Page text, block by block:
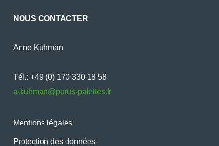
NOUS CONTACTER
Anne Kuhman
Tél.: +49 (0) 170 330 18 58
a-kuhman@purus-palettes.fr
Mentions légales
Protection des données